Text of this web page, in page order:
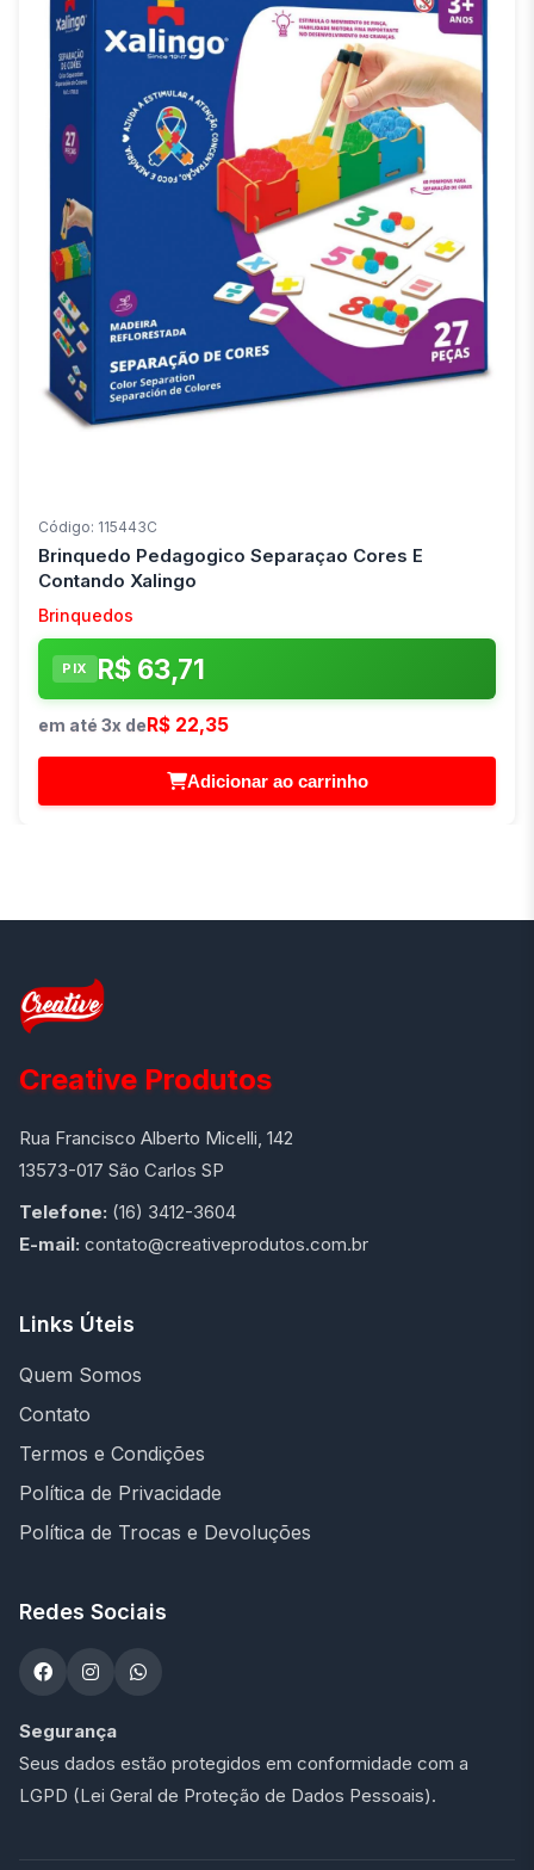
Código: 115443C
Brinquedo Pedagogico Separaçao Cores E
Contando Xalingo
Brinquedos
PIX R$ 63,71
em até 3x deR$ 22,35
Adicionar ao carrinho
Creative Produtos
Rua Francisco Alberto Micelli, 142
13573-017 São Carlos SP
Telefone: (16) 3412-3604
E-mail: contato@creativeprodutos.com.br
Links Úteis
Quem Somos
Contato
Termos e Condições
Política de Privacidade
Política de Trocas e Devoluções
Redes Sociais
Segurança
Seus dados estão protegidos em conformidade com a
LGPD (Lei Geral de Proteção de Dados Pessoais).